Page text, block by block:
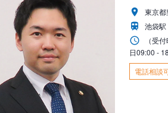
東京
池袋駅
（受
日09:00 -
電話相談